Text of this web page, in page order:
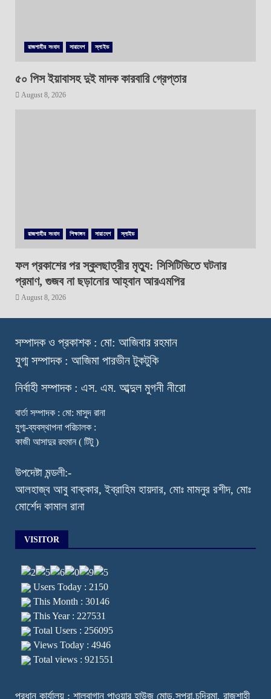
রাজশাহীর সংবাদ সারাদেশ স্লাইড
৫০ পিস ইয়াবাসহ দুই মাদক কারবারি গ্রেপ্তার
August 8, 2026
রাজশাহীর সংবাদ শিক্ষাঙ্গন সারাদেশ স্লাইড
ফল প্রকাশের পর স্কুলছাত্রীর মৃত্যু: সিসিটিভিতে ঘটনার
প্রমাণ, গুজব না ছড়ানোর আহ্বান আরএমপির
August 8, 2026
সম্পাদক ও প্রকাশক : মো: আজিবার রহমান
যুগ্ম সম্পাদক : আজিমা পারভীন টুকটুকি
নির্বাহী সম্পাদক : এস. এম. আব্দুল মুগনী নীরো
বার্তা সম্পাদক : মো: মাসুদ রানা
যুগ্ম-ব্যবস্থাপনা পরিচালক :
কাজী আসাদুর রহমান ( টিটু )
উপদেষ্টা মন্ডলী:-
আলহাজ্ব আবু বাক্কার, ইব্রাহিম হায়দার, মোঃ মামনুর রশীদ, মোঃ
মোর্শেদ কামাল রানা
VISITOR
Users Today : 2150
This Month : 30146
This Year : 227531
Total Users : 256095
Views Today : 4946
Total views : 921551
প্রধান কার্যালয় : শালবাগান পাওয়ার হাউজ মোড়,সপুরা,চন্দ্রিমা, রাজশাহী